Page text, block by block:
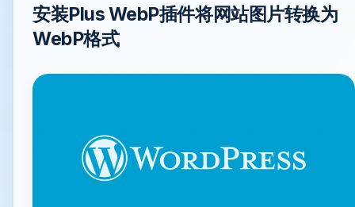
安装Plus WebP插件将网站图片转换为
WebP格式